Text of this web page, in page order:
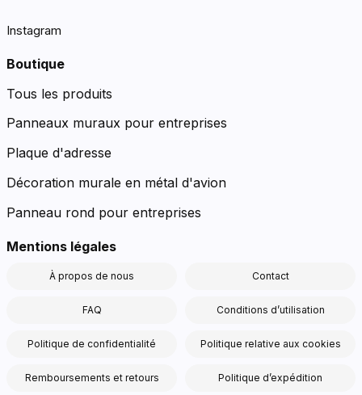
Instagram
Boutique
Tous les produits
Panneaux muraux pour entreprises
Plaque d'adresse
Décoration murale en métal d'avion
Panneau rond pour entreprises
Mentions légales
À propos de nous Contact
FAQ Conditions d’utilisation
Politique de confidentialité Politique relative aux cookies
Remboursements et retours Politique d’expédition